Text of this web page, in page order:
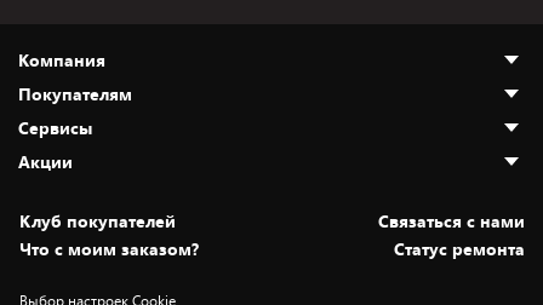
Компания
О нас
Адреса магазинов
Новости
Статьи и обзоры
Вакансии
Покупателям
Как сделать заказ
Оплата и доставка
Безналичный расчёт
Обмен и возврат товара
Сервисы
Установка техники
Для игровых консолей
Акции
Скидки и промокоды
Белорусские товары
Клуб покупателей
Cвязаться с нами
Что с моим заказом?
Статус ремонта
Выбор настроек Cookie